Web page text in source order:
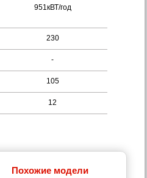
951кВТ/год
230
-
105
12
Похожие модели